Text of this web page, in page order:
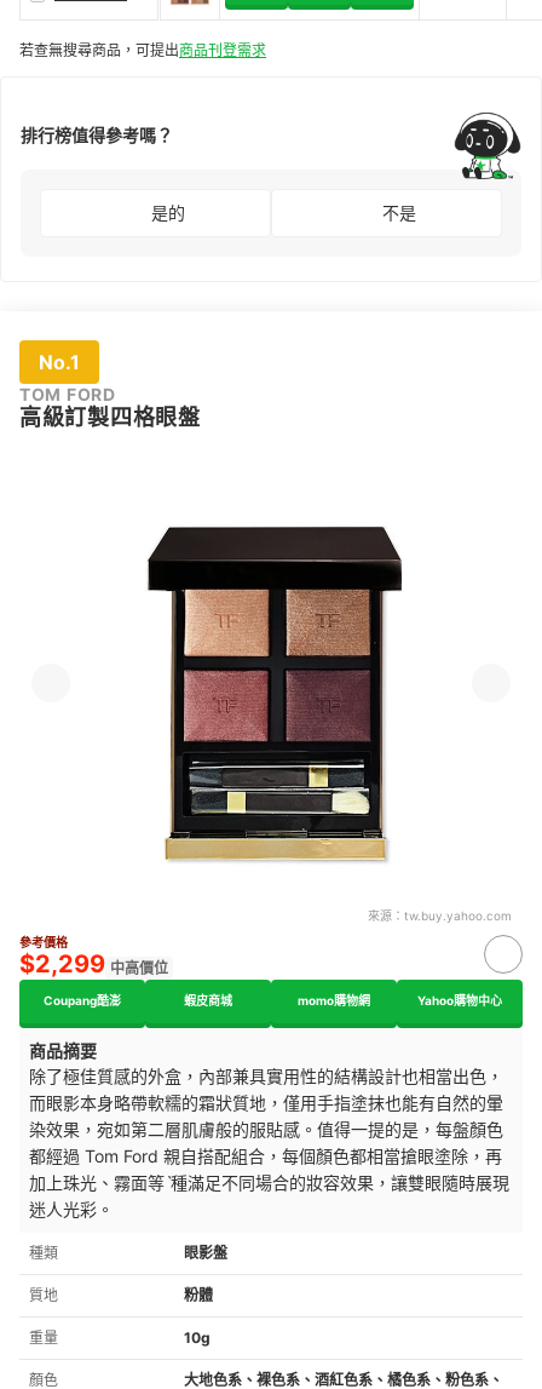
若查無搜尋商品，可提出商品刊登需求
排行榜值得參考嗎？
是的 不是
No.1
TOM FORD
高級訂製四格眼盤
來源： tw.buy.yahoo.com
參考價格
$2,299 中高價位
Coupang酷澎 蝦皮商城 momo購物網 Yahoo購物中心
商品摘要
除了極佳質感的外盒，內部兼具實用性的結構設計也相當出色，
而眼影本身略帶軟糯的霜狀質地，僅用手指塗抹也能有自然的暈
染效果，宛如第二層肌膚般的服貼感。值得一提的是，每盤顏色
都經過 Tom Ford 親自搭配組合，每個顏色都相當搶眼塗除，再
加上珠光、霧面等ˋ種滿足不同場合的妝容效果，讓雙眼隨時展現
迷人光彩。
種類 眼影盤
質地 粉體
重量 10g
顏色 大地色系、裸色系、酒紅色系、橘色系、粉色系、